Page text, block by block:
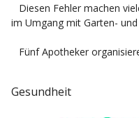
Diesen Fehler machen
im Umgang mit Garten-
Fünf Apotheker
Gesundheit